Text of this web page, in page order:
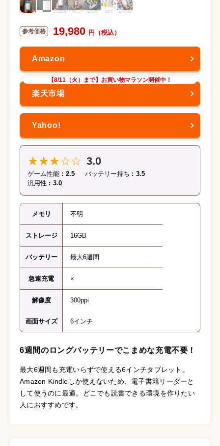
19,980
【8/11（火）まで】お買い物マラソン開催中！
★★★☆☆ 3.0
ゲーム性能 2.5 バッテリー持ち
3.5
汎用性
3.0
メモリ 不明
ストレージ 16GB
バッテリー 最大6週間
急速充電 ×
解像度 300ppi
画面サイズ 6インチ
6週間のロングバッテリーでこまめな充電不要！
最大6週間も充電いらずで使える6インチタブレット。
Amazon Kindleしか使えないため、電子書籍リーダーと
して使うのに最適。どこでも読書できる環境を作りたい
人におすすめです。